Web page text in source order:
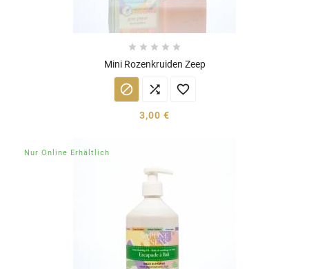
    
Mini Rozenkruiden Zeep
  
3,00 €
Nur Online Erhältlich